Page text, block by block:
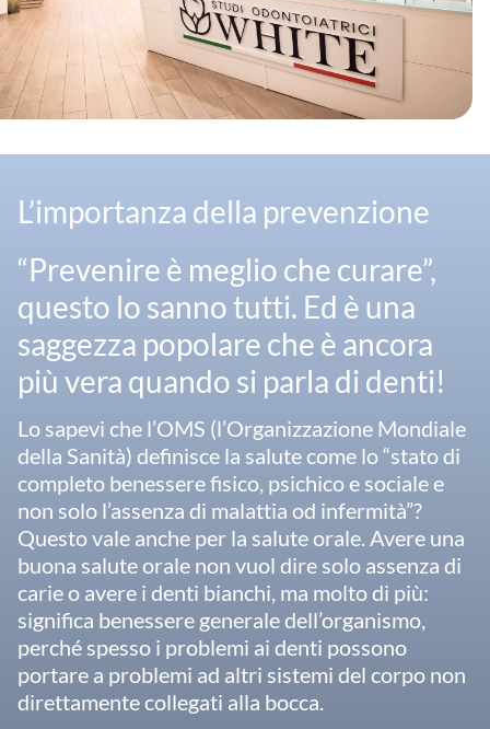
L’importanza della prevenzione
“Prevenire è meglio che curare”,
questo lo sanno tutti. Ed è una
saggezza popolare che è ancora
più vera quando si parla di denti!
Lo sapevi che l’OMS (l’Organizzazione Mondiale
della Sanità) definisce la salute come lo “stato di
completo benessere fisico, psichico e sociale e
non solo l’assenza di malattia od infermità”?
Questo vale anche per la salute orale. Avere una
buona salute orale non vuol dire solo assenza di
carie o avere i denti bianchi, ma molto di più:
significa benessere generale dell’organismo,
perché spesso i problemi ai denti possono
portare a problemi ad altri sistemi del corpo non
direttamente collegati alla bocca.